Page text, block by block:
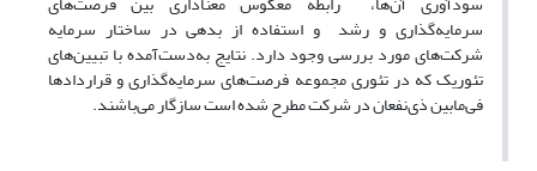
سرمایه‌گذاری و رشد و استفاده از بدهی در ساختار سرمایه
شرکت‌های مورد بررسی وجود دارد. نتایج به‌دست‌آمده با تبیین‌های
تئوریک که در تئوری مجموعه فرصت‌های سرمایه‌گذاری و قراردادها
فی‌مابین ذی‌نفعان در شرکت مطرح شده است سازگار می‌باشند.